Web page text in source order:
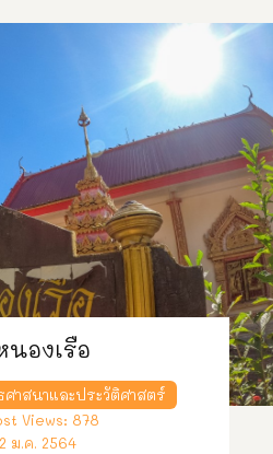
นองเรือ
าสนาและประวัติศาสตร์
Views: 878
ม.ค. 2564